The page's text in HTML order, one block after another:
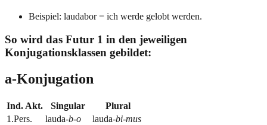
Beispiel: laudabor = ich werde gelobt werden.
So wird das Futur 1 in den jeweiligen
Konjugationsklassen gebildet:
a-Konjugation
Ind. Akt. Singular
Plural
1.Pers.
lauda-b-o lauda-bi-mus